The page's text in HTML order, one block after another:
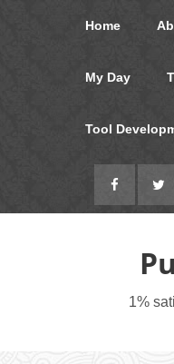
Home
My Day
Tool
1%